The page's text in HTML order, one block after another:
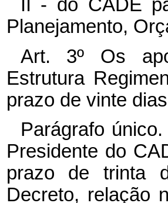
II - do CADE
Planejamento,
Art. 3º Os
Estrutura
prazo de vinte
Parágrafo
Presidente do
prazo de trinta
Decreto, relação